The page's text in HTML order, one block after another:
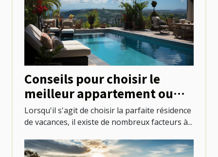
Conseils pour choisir le
meilleur appartement ou
villa avec piscine à Saint-
Martin
Lorsqu'il s'agit de choisir la parfaite résidence
de vacances, il existe de nombreux facteurs à...